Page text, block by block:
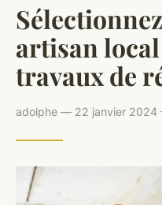
artisan
travaux de
adolphe — 22 janvier 2024